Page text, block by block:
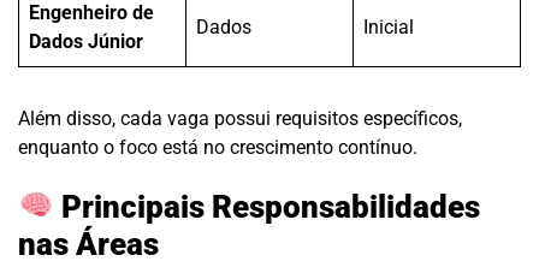
Engenheiro de
Dados Júnior
Dados Inicial
Além disso, cada vaga possui requisitos específicos,
enquanto o foco está no crescimento contínuo.
Principais Responsabilidades
nas Áreas